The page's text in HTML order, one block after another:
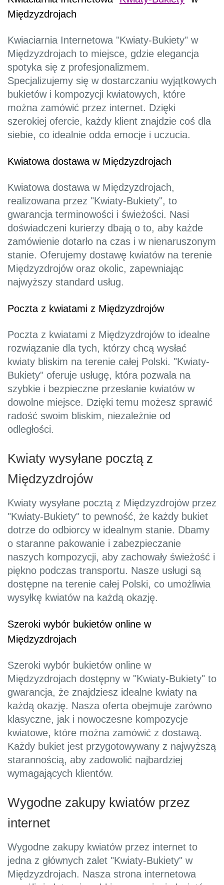
Międzyzdrojach
Kwiaciarnia Internetowa "Kwiaty-Bukiety" w
Międzyzdrojach to miejsce, gdzie elegancja
spotyka się z profesjonalizmem.
Specjalizujemy się w dostarczaniu wyjątkowych
bukietów i kompozycji kwiatowych, które
można zamówić przez internet. Dzięki
szerokiej ofercie, każdy klient znajdzie coś dla
siebie, co idealnie odda emocje i uczucia.
Kwiatowa dostawa w Międzyzdrojach
Kwiatowa dostawa w Międzyzdrojach,
realizowana przez "Kwiaty-Bukiety", to
gwarancja terminowości i świeżości. Nasi
doświadczeni kurierzy dbają o to, aby każde
zamówienie dotarło na czas i w nienaruszonym
stanie. Oferujemy dostawę kwiatów na terenie
Międzyzdrojów oraz okolic, zapewniając
najwyższy standard usług.
Poczta z kwiatami z Międzyzdrojów
Poczta z kwiatami z Międzyzdrojów to idealne
rozwiązanie dla tych, którzy chcą wysłać
kwiaty bliskim na terenie całej Polski. "Kwiaty-
Bukiety" oferuje usługę, która pozwala na
szybkie i bezpieczne przesłanie kwiatów w
dowolne miejsce. Dzięki temu możesz sprawić
radość swoim bliskim, niezależnie od
odległości.
Kwiaty wysyłane pocztą z
Międzyzdrojów
Kwiaty wysyłane pocztą z Międzyzdrojów przez
"Kwiaty-Bukiety" to pewność, że każdy bukiet
dotrze do odbiorcy w idealnym stanie. Dbamy
o staranne pakowanie i zabezpieczanie
naszych kompozycji, aby zachowały świeżość i
piękno podczas transportu. Nasze usługi są
dostępne na terenie całej Polski, co umożliwia
wysyłkę kwiatów na każdą okazję.
Szeroki wybór bukietów online w
Międzyzdrojach
Szeroki wybór bukietów online w
Międzyzdrojach dostępny w "Kwiaty-Bukiety" to
gwarancja, że znajdziesz idealne kwiaty na
każdą okazję. Nasza oferta obejmuje zarówno
klasyczne, jak i nowoczesne kompozycje
kwiatowe, które można zamówić z dostawą.
Każdy bukiet jest przygotowywany z najwyższą
starannością, aby zadowolić najbardziej
wymagających klientów.
Wygodne zakupy kwiatów przez
internet
Wygodne zakupy kwiatów przez internet to
jedna z głównych zalet "Kwiaty-Bukiety" w
Międzyzdrojach. Nasza strona internetowa